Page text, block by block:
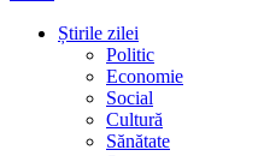
Știrile zilei
Politic
Economie
Social
Cultură
Sănătate